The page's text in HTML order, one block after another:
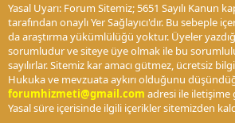
Yasal Uyarı: Forum Sitemiz; 5651 Sayılı Kanun
tarafından onaylı Yer Sağlayıcı'dır. Bu sebeple
da araştırma yükümlülüğü yoktur. Üyeler
sorumludur ve siteye üye olmak ile bu
sayılırlar. Sitemiz kar amacı gütmez, ücretsiz
Hukuka ve mevzuata aykırı olduğunu
forumhizmeti@gmail.com adresi ile iletişime
Yasal süre içerisinde ilgili içerikler sitemizden